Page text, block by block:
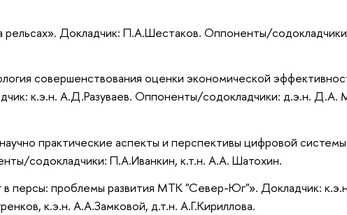
Докладчик: П.А.Шестаков. Оппоненты/
совершенствования оценки экономической
к.э.н. А.Д.Разуваев. Оппоненты/содокладчики: д.э.н. Д.А.
практические аспекты и перспективы цифровой системы
содокладчики: П.А.Иванкин, к.т.н. А.А. Шатохин.
персы: проблемы развития МТК "Север-Юг"». Докладчик:
к.э.н. А.А.Замковой, д.т.н. А.Г.Кириллова.